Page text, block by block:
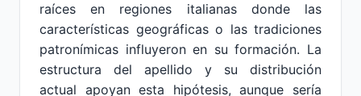
raíces en regiones italianas donde las
características geográficas o las tradiciones
patronímicas influyeron en su formación. La
estructura del apellido y su distribución
actual apoyan esta hipótesis, aunque sería